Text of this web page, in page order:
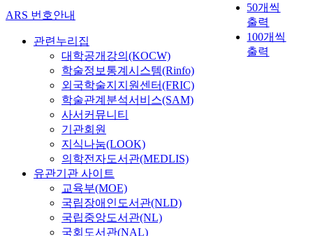
50개씩
출력
100개씩
출력
ARS 번호안내
관련누리집
대학공개강의(KOCW)
학술정보통계시스템(Rinfo)
외국학술지지원센터(FRIC)
학술관계분석서비스(SAM)
사서커뮤니티
기관회원
지식나눔(LOOK)
의학전자도서관(MEDLIS)
유관기관 사이트
교육부(MOE)
국립장애인도서관(NLD)
국립중앙도서관(NL)
국회도서관(NAL)